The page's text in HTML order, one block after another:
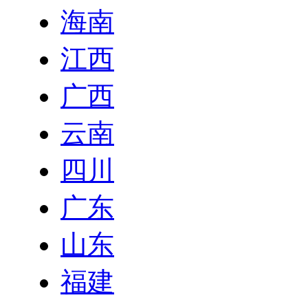
海南
江西
广西
云南
四川
广东
山东
福建